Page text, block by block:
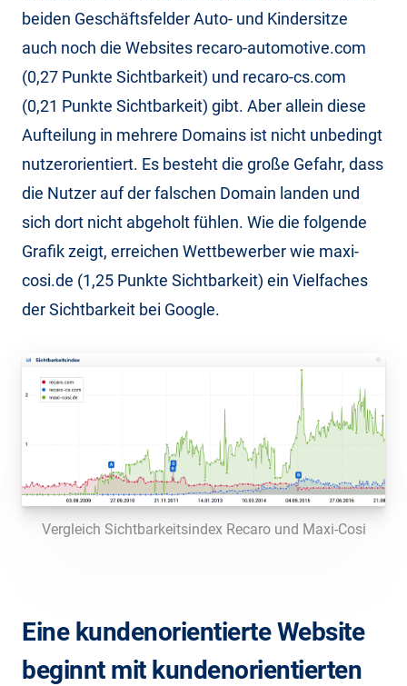
beiden Geschäftsfelder Auto- und Kindersitze
auch noch die Websites recaro-automotive.com
(0,27 Punkte Sichtbarkeit) und recaro-cs.com
(0,21 Punkte Sichtbarkeit) gibt. Aber allein diese
Aufteilung in mehrere Domains ist nicht unbedingt
nutzerorientiert. Es besteht die große Gefahr, dass
die Nutzer auf der falschen Domain landen und
sich dort nicht abgeholt fühlen. Wie die folgende
Grafik zeigt, erreichen Wettbewerber wie maxi-
cosi.de (1,25 Punkte Sichtbarkeit) ein Vielfaches
der Sichtbarkeit bei Google.
Vergleich Sichtbarkeitsindex Recaro und Maxi-Cosi
Eine kundenorientierte Website
beginnt mit kundenorientierten